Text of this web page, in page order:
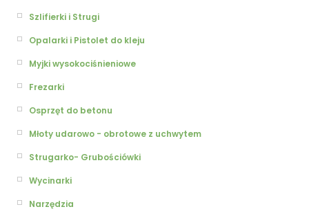
Szlifierki i Strugi
Opalarki i Pistolet do kleju
Myjki wysokociśnieniowe
Frezarki
Osprzęt do betonu
Młoty udarowo - obrotowe z uchwytem
Strugarko- Grubościówki
Wycinarki
Narzędzia